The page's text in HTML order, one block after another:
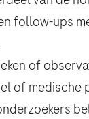
follow-ups
of
of